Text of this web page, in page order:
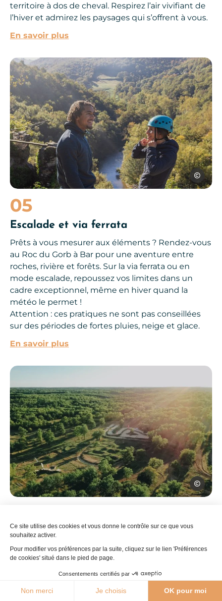
28°C Agenda Webcams Brochures
territoire à dos de cheval. Respirez l’air vivifiant de
l’hiver et admirez les paysages qui s’offrent à vous.
En savoir plus
05
Escalade et via ferrata
Prêts à vous mesurer aux éléments ? Rendez-vous
au Roc du Gorb à Bar pour une aventure entre
roches, rivière et forêts. Sur la via ferrata ou en
mode escalade, repoussez vos limites dans un
cadre exceptionnel, même en hiver quand la
météo le permet !
Attention : ces pratiques ne sont pas conseillées
sur des périodes de fortes pluies, neige et glace.
En savoir plus
Que faire en Aveyron en hiver ?, © C.Manoukian
Une formation moto
Découvrez pleinement les capacités de votre
moto trail ou tout-terrain, dans un cadre adapté à
tous les niveaux. Le centre David Frétigné Honda
Off Road Center est la référence pour se lancer ou
Moto, © Centre de formation David Frétigné
Centre de
Ce site utilise des cookies et vous donne le contrôle sur ce que vous
souhaitez activer.
Pour modifier vos préférences par la suite, cliquez sur le lien 'Préférences
de cookies' situé dans le pied de page.
Consentements certifiés par
Non merci Je choisis OK pour moi